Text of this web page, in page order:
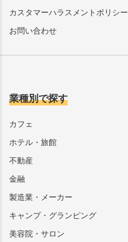
カスタマーハラスメントポリシー
お問い合わせ
業種別で探す
カフェ
ホテル・旅館
不動産
金融
製造業・メーカー
キャンプ・グランピング
美容院・サロン